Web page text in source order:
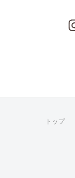
トップ